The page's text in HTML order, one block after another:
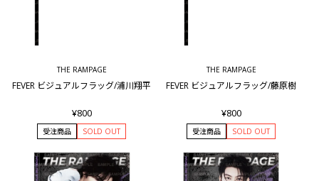
THE RAMPAGE
FEVER ビジュアルフラッグ/浦川翔平
¥800
受注商品 SOLD OUT
THE RAMPAGE
FEVER ビジュアルフラッグ/藤原樹
¥800
受注商品 SOLD OUT